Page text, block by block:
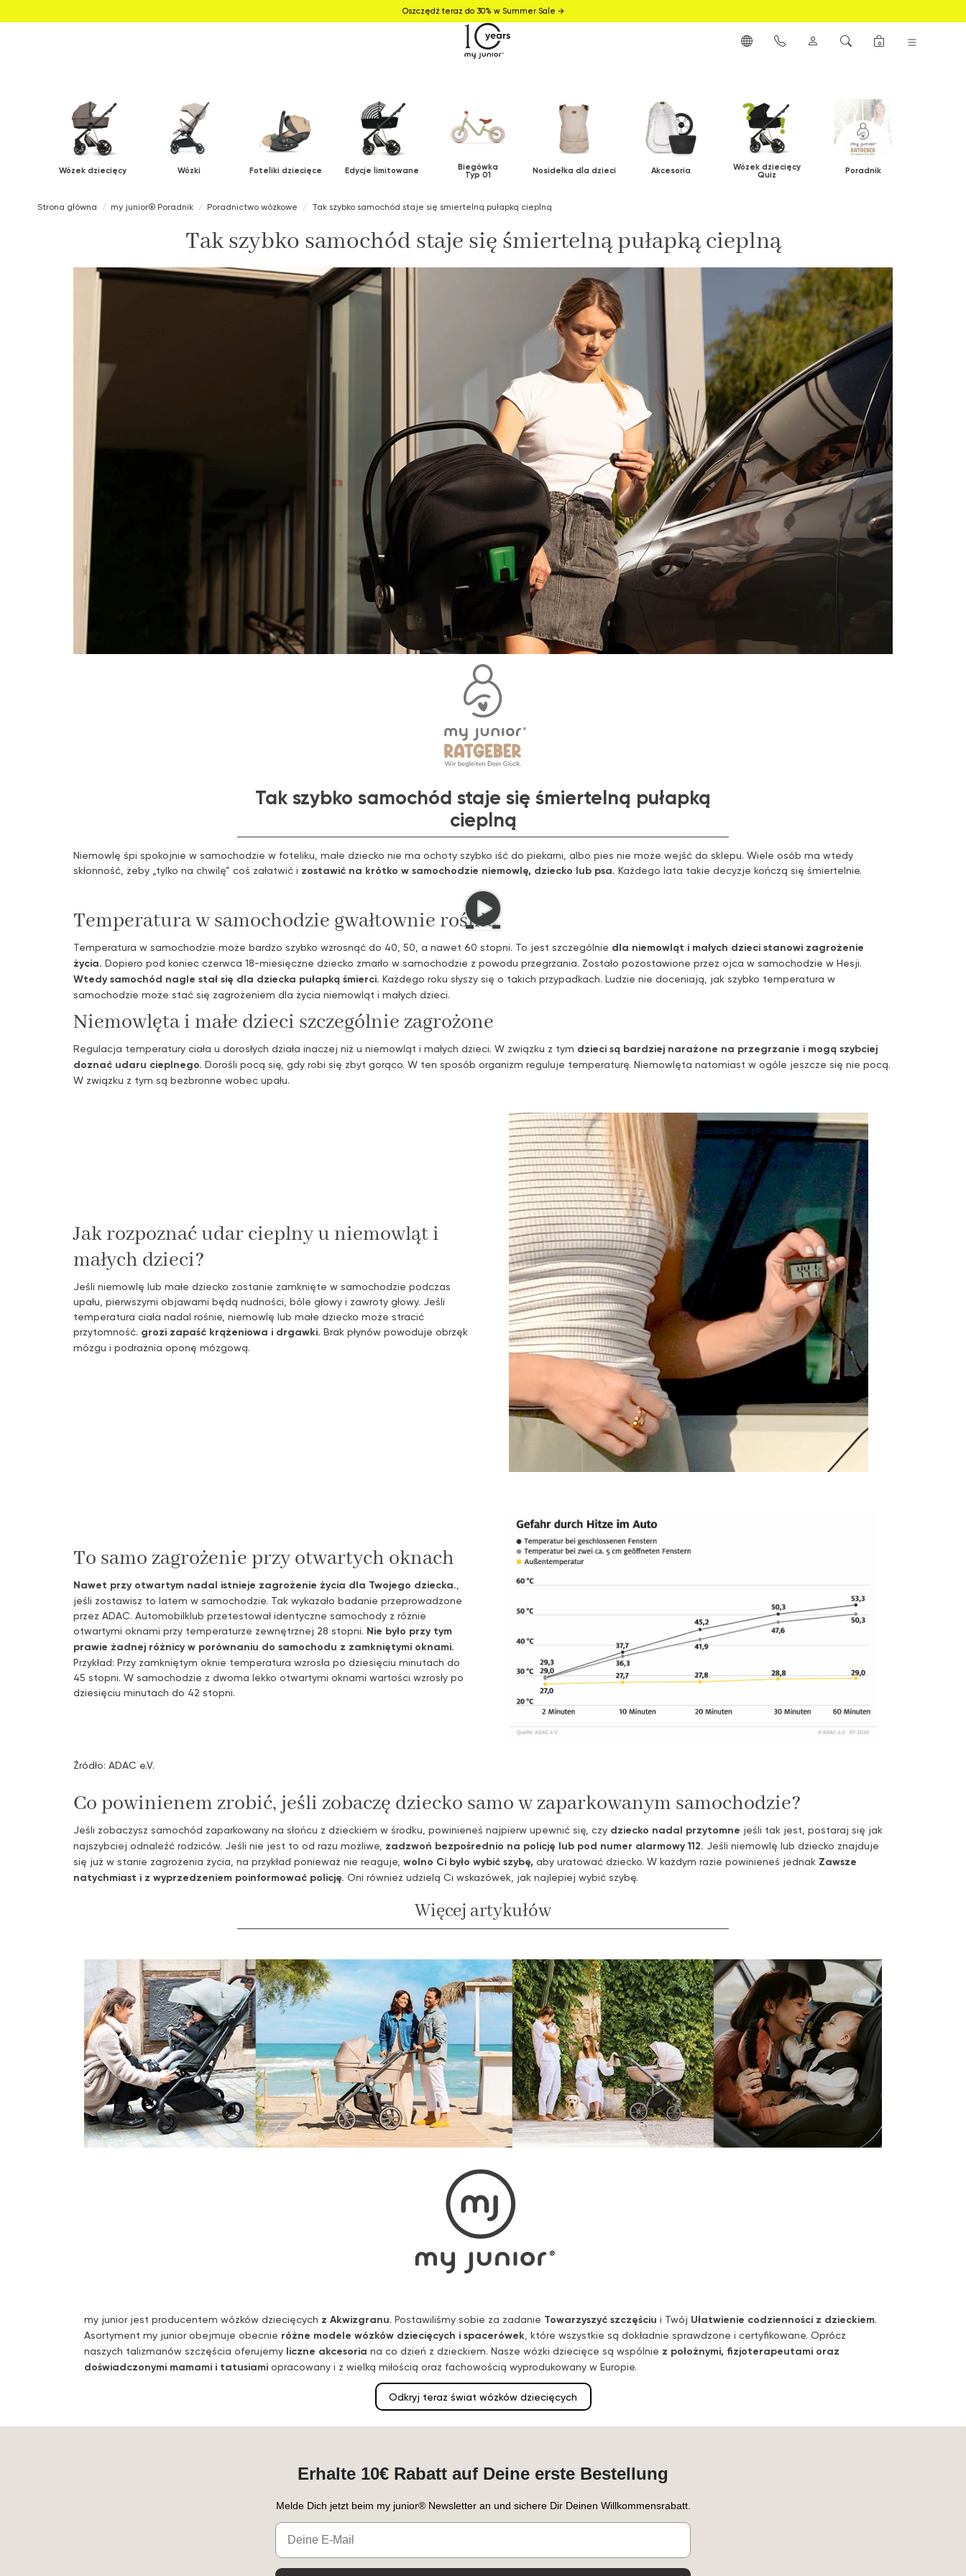
0
Oszczędź teraz do 30% w Summer Sale →
Wózek dziecięcy Wózki Foteliki dziecięce Edycje limitowane Biegówka
Typ 01 Nosidełka dla dzieci Akcesoria Wózek dziecięcy
Quiz Poradnik
Strona główna my junior® Poradnik Poradnictwo wózkowe Tak szybko samochód staje się śmiertelną pułapką cieplną
Tak szybko samochód staje się śmiertelną pułapką cieplną
Tak szybko samochód staje się śmiertelną pułapką
cieplną
Niemowlę śpi spokojnie w samochodzie w foteliku, małe dziecko nie ma ochoty szybko iść do piekarni, albo pies nie może wejść do sklepu. Wiele osób ma wtedy
skłonność, żeby „tylko na chwilę” coś załatwić i zostawić na krótko w samochodzie niemowlę, dziecko lub psa. Każdego lata takie decyzje kończą się śmiertelnie.
Temperatura w samochodzie gwałtownie rośnie
Temperatura w samochodzie może bardzo szybko wzrosnąć do 40, 50, a nawet 60 stopni. To jest szczególnie dla niemowląt i małych dzieci stanowi zagrożenie
życia. Dopiero pod koniec czerwca 18-miesięczne dziecko zmarło w samochodzie z powodu przegrzania. Zostało pozostawione przez ojca w samochodzie w Hesji.
Wtedy samochód nagle stał się dla dziecka pułapką śmierci. Każdego roku słyszy się o takich przypadkach. Ludzie nie doceniają, jak szybko temperatura w
samochodzie może stać się zagrożeniem dla życia niemowląt i małych dzieci.
Niemowlęta i małe dzieci szczególnie zagrożone
Regulacja temperatury ciała u dorosłych działa inaczej niż u niemowląt i małych dzieci. W związku z tym dzieci są bardziej narażone na przegrzanie i mogą szybciej
doznać udaru cieplnego. Dorośli pocą się, gdy robi się zbyt gorąco. W ten sposób organizm reguluje temperaturę. Niemowlęta natomiast w ogóle jeszcze się nie pocą.
W związku z tym są bezbronne wobec upału.
Jak rozpoznać udar cieplny u niemowląt i
małych dzieci?
Jeśli niemowlę lub małe dziecko zostanie zamknięte w samochodzie podczas
upału, pierwszymi objawami będą nudności, bóle głowy i zawroty głowy. Jeśli
temperatura ciała nadal rośnie, niemowlę lub małe dziecko może stracić
przytomność. grozi zapaść krążeniowa i drgawki. Brak płynów powoduje obrzęk
mózgu i podrażnia oponę mózgową.
To samo zagrożenie przy otwartych oknach
Nawet przy otwartym nadal istnieje zagrożenie życia dla Twojego dziecka.,
jeśli zostawisz to latem w samochodzie. Tak wykazało badanie przeprowadzone
przez ADAC. Automobilklub przetestował identyczne samochody z różnie
otwartymi oknami przy temperaturze zewnętrznej 28 stopni. Nie było przy tym
prawie żadnej różnicy w porównaniu do samochodu z zamkniętymi oknami.
Przykład: Przy zamkniętym oknie temperatura wzrosła po dziesięciu minutach do
45 stopni. W samochodzie z dwoma lekko otwartymi oknami wartości wzrosły po
dziesięciu minutach do 42 stopni.
Źródło: ADAC e.V.
Co powinienem zrobić, jeśli zobaczę dziecko samo w zaparkowanym samochodzie?
Jeśli zobaczysz samochód zaparkowany na słońcu z dzieckiem w środku, powinieneś najpierw upewnić się, czy dziecko nadal przytomne jeśli tak jest, postaraj się jak
najszybciej odnaleźć rodziców. Jeśli nie jest to od razu możliwe, zadzwoń bezpośrednio na policję lub pod numer alarmowy 112. Jeśli niemowlę lub dziecko znajduje
się już w stanie zagrożenia życia, na przykład ponieważ nie reaguje, wolno Ci było wybić szybę, aby uratować dziecko. W każdym razie powinieneś jednak Zawsze
natychmiast i z wyprzedzeniem poinformować policję. Oni również udzielą Ci wskazówek, jak najlepiej wybić szybę.
Więcej artykułów
my junior jest producentem wózków dziecięcych z Akwizgranu. Postawiliśmy sobie za zadanie Towarzyszyć szczęściu i Twój Ułatwienie codzienności z dzieckiem.
Asortyment my junior obejmuje obecnie różne modele wózków dziecięcych i spacerówek , które wszystkie są dokładnie sprawdzone i certyfikowane. Oprócz
naszych talizmanów szczęścia oferujemy liczne akcesoria na co dzień z dzieckiem. Nasze wózki dziecięce są wspólnie z położnymi, fizjoterapeutami oraz
doświadczonymi mamami i tatusiami opracowany i z wielką miłością oraz fachowością wyprodukowany w Europie.
Odkryj teraz świat wózków dziecięcych
Erhalte 10€ Rabatt auf Deine erste Bestellung
Melde Dich jetzt beim my junior® Newsletter an und sichere Dir Deinen Willkommensrabatt.
Email